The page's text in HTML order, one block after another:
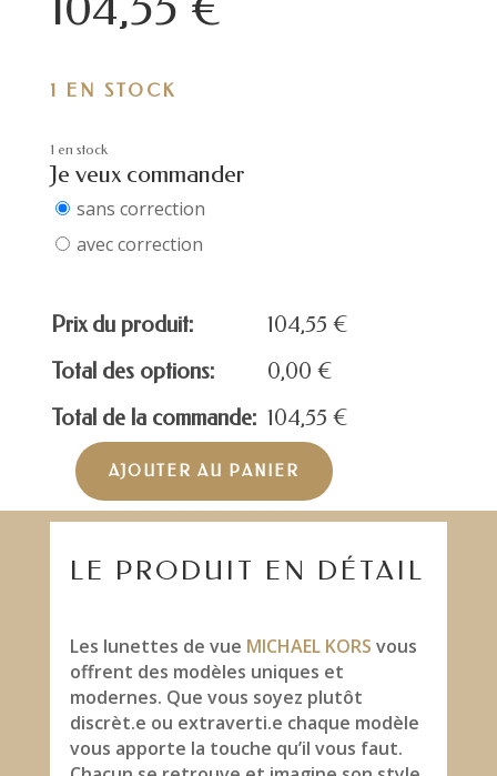
1 EN STOCK
1 en stock
Je veux commander
sans correction
avec correction
Prix du produit: 104,55 €
Total des options:
0,00 €
Total de la commande: 104,55 €
quantité
de
KORS
MK4047
AJOUTER AU PANIER
LE PRODUIT EN DÉTAIL
Les lunettes de vue MICHAEL KORS vous
offrent des modèles uniques et
modernes. Que vous soyez plutôt
discrèt.e ou extraverti.e chaque modèle
vous apporte la touche qu’il vous faut.